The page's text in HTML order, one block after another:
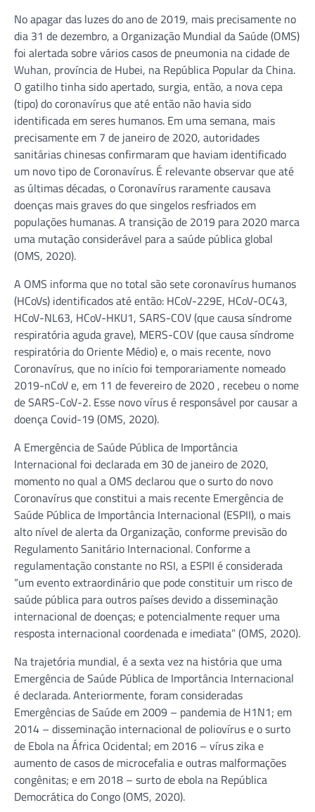
No apagar das luzes do ano de 2019, mais precisamente no
dia 31 de dezembro, a Organização Mundial da Saúde (OMS)
foi alertada sobre vários casos de pneumonia na cidade de
Wuhan, província de Hubei, na República Popular da China.
O gatilho tinha sido apertado, surgia, então, a nova cepa
(tipo) do coronavírus que até então não havia sido
identificada em seres humanos. Em uma semana, mais
precisamente em 7 de janeiro de 2020, autoridades
sanitárias chinesas confirmaram que haviam identificado
um novo tipo de Coronavírus. É relevante observar que até
as últimas décadas, o Coronavírus raramente causava
doenças mais graves do que singelos resfriados em
populações humanas. A transição de 2019 para 2020 marca
uma mutação considerável para a saúde pública global
(OMS, 2020).
A OMS informa que no total são sete coronavírus humanos
(HCoVs) identificados até então: HCoV-229E, HCoV-OC43,
HCoV-NL63, HCoV-HKU1, SARS-COV (que causa síndrome
respiratória aguda grave), MERS-COV (que causa síndrome
respiratória do Oriente Médio) e, o mais recente, novo
Coronavírus, que no início foi temporariamente nomeado
2019-nCoV e, em 11 de fevereiro de 2020 , recebeu o nome
de SARS-CoV-2. Esse novo vírus é responsável por causar a
doença Covid-19 (OMS, 2020).
A Emergência de Saúde Pública de Importância
Internacional foi declarada em 30 de janeiro de 2020,
momento no qual a OMS declarou que o surto do novo
Coronavírus que constitui a mais recente Emergência de
Saúde Pública de Importância Internacional (ESPII), o mais
alto nível de alerta da Organização, conforme previsão do
Regulamento Sanitário Internacional. Conforme a
regulamentação constante no RSI, a ESPII é considerada
“um evento extraordinário que pode constituir um risco de
saúde pública para outros países devido a disseminação
internacional de doenças; e potencialmente requer uma
resposta internacional coordenada e imediata” (OMS, 2020).
Na trajetória mundial, é a sexta vez na história que uma
Emergência de Saúde Pública de Importância Internacional
é declarada. Anteriormente, foram consideradas
Emergências de Saúde em 2009 – pandemia de H1N1; em
2014 – disseminação internacional de poliovírus e o surto
de Ebola na África Ocidental; em 2016 – vírus zika e
aumento de casos de microcefalia e outras malformações
congênitas; e em 2018 – surto de ebola na República
Democrática do Congo (OMS, 2020).